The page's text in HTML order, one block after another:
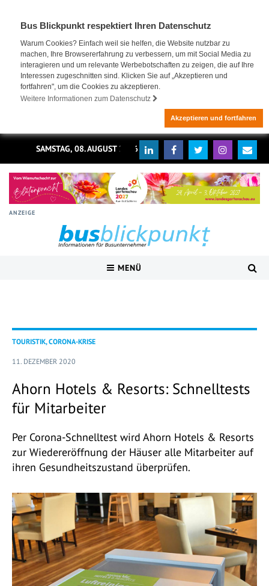
Bus Blickpunkt respektiert Ihren Datenschutz
Warum Cookies? Einfach weil sie helfen, die Website nutzbar zu
machen, Ihre Browsererfahrung zu verbessern, um mit Social Media zu
interagieren und um relevante Werbebotschaften zu zeigen, die auf Ihre
Interessen zugeschnitten sind. Klicken Sie auf „Akzeptieren und
fortfahren", um die Cookies zu akzeptieren.
Weitere Informationen zum Datenschutz
Akzeptieren und fortfahren
SAMSTAG, 08. AUGUST 2026
ANZEIGE
MENÜ
TOURISTIK, CORONA-KRISE
11. DEZEMBER 2020
Ahorn Hotels & Resorts: Schnelltests
für Mitarbeiter
Per Corona-Schnelltest wird Ahorn Hotels & Resorts
zur Wiedereröffnung der Häuser alle Mitarbeiter auf
ihren Gesundheitszustand überprüfen.